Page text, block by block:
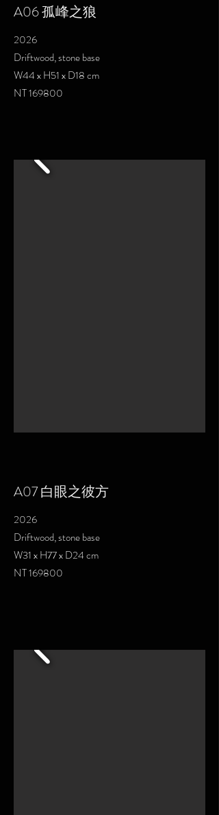
A06 孤峰之狼
2026
Driftwood, stone base
W44 x H51 x D18 cm
NT 169800
A07 白眼之彼方
2026
Driftwood, stone base
W31 x H77 x D24 cm
NT 169800